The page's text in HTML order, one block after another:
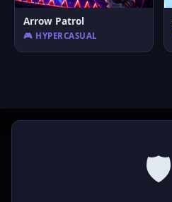
Arrow Patrol
🎮 HYPERCASUAL
🛡️